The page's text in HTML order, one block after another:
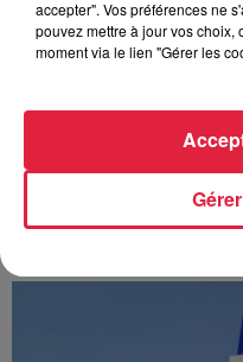
À Hoerdt, de l’eau
Depuis plusieurs jours,
l’eau brune s’écouler de
accepter". Vos préférences ne
pouvez mettre à jour vos choix,
moment via le lien "Gérer les